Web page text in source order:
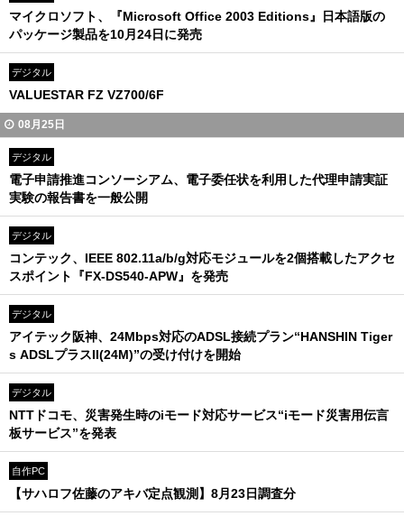
マイクロソフト、『Microsoft Office 2003 Editions』日本語版の
パッケージ製品を10月24日に発売
デジタル
VALUESTAR FZ VZ700/6F
08月25日
デジタル
電子申請推進コンソーシアム、電子委任状を利用した代理申請実証
実験の報告書を一般公開
デジタル
コンテック、IEEE 802.11a/b/g対応モジュールを2個搭載したアクセ
スポイント『FX-DS540-APW』を発売
デジタル
アイテック阪神、24Mbps対応のADSL接続プラン“HANSHIN Tiger
s ADSLプラスII(24M)”の受け付けを開始
デジタル
NTTドコモ、災害発生時のiモード対応サービス“iモード災害用伝言
板サービス”を発表
自作PC
【サハロフ佐藤のアキバ定点観測】8月23日調査分